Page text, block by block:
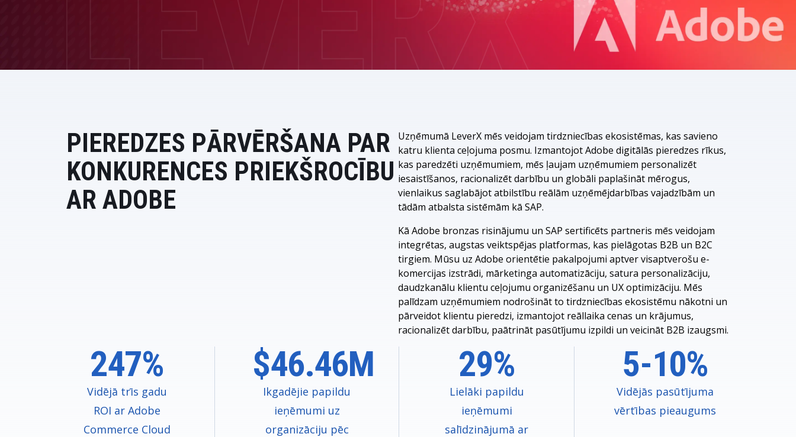
INTEGRĀCIJA
PIEREDZES PĀRVĒRŠANA PAR
KONKURENCES PRIEKŠROCĪBU
AR ADOBE
Uzņēmumā LeverX mēs veidojam tirdzniecības ekosistēmas, kas savieno
katru klienta ceļojuma posmu. Izmantojot Adobe digitālās pieredzes rīkus,
kas paredzēti uzņēmumiem, mēs ļaujam uzņēmumiem personalizēt
iesaistīšanos, racionalizēt darbību un globāli paplašināt mērogus,
vienlaikus saglabājot atbilstību reālām uzņēmējdarbības vajadzībām un
tādām atbalsta sistēmām kā SAP.
Kā Adobe bronzas risinājumu un SAP sertificēts partneris mēs veidojam
integrētas, augstas veiktspējas platformas, kas pielāgotas B2B un B2C
tirgiem. Mūsu uz Adobe orientētie pakalpojumi aptver visaptverošu e-
komercijas izstrādi, mārketinga automatizāciju, satura personalizāciju,
daudzkanālu klientu ceļojumu organizēšanu un UX optimizāciju. Mēs
palīdzam uzņēmumiem nodrošināt to tirdzniecības ekosistēmu nākotni un
pārveidot klientu pieredzi, izmantojot reāllaika cenas un krājumus,
racionalizēt darbību, paātrināt pasūtījumu izpildi un veicināt B2B izaugsmi.
247%
Vidējā trīs gadu
ROI ar Adobe
Commerce Cloud
$46.46M
Ikgadējie papildu
ieņēmumi uz
organizāciju pēc
29%
Lielāki papildu
ieņēmumi
salīdzinājumā ar
5-10%
Vidējās pasūtījuma
vērtības pieaugums